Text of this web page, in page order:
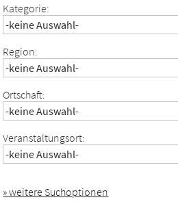
Kategorie:
Region:
Ortschaft:
Veranstaltungsort:
» weitere Suchoptionen